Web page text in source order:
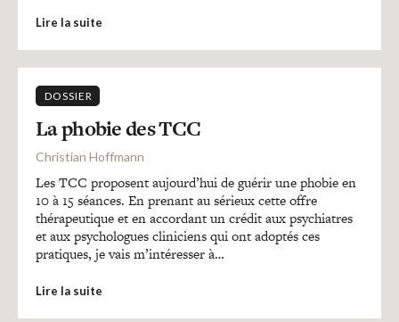
Lire la suite
DOSSIER
La phobie des TCC
Christian Hoffmann
Les TCC proposent aujourd’hui de guérir une phobie en
10 à 15 séances. En prenant au sérieux cette offre
thérapeutique et en accordant un crédit aux psychiatres
et aux psychologues cliniciens qui ont adoptés ces
pratiques, je vais m’intéresser à…
Lire la suite